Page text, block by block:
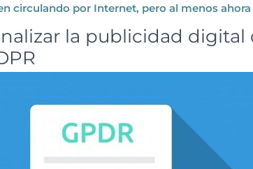
circulando por Internet, pero al menos
la publicidad digital